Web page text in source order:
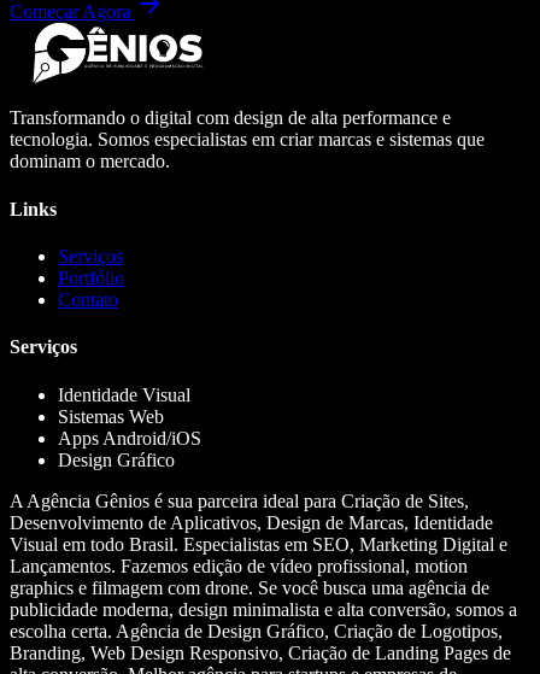
Começar Agora
Transformando o digital com design de alta performance e
tecnologia. Somos especialistas em criar marcas e sistemas que
dominam o mercado.
Links
Serviços
Portfólio
Contato
Serviços
Identidade Visual
Sistemas Web
Apps Android/iOS
Design Gráfico
A Agência Gênios é sua parceira ideal para Criação de Sites,
Desenvolvimento de Aplicativos, Design de Marcas, Identidade
Visual em todo Brasil. Especialistas em SEO, Marketing Digital e
Lançamentos. Fazemos edição de vídeo profissional, motion
graphics e filmagem com drone. Se você busca uma agência de
publicidade moderna, design minimalista e alta conversão, somos a
escolha certa. Agência de Design Gráfico, Criação de Logotipos,
Branding, Web Design Responsivo, Criação de Landing Pages de